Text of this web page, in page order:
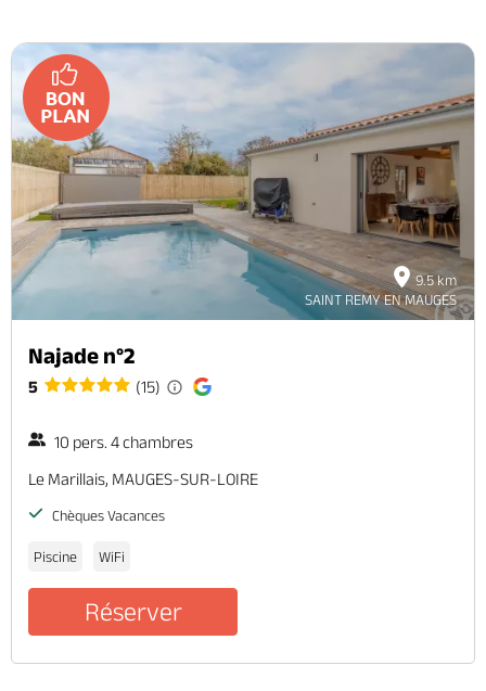
9.5 km
SAINT REMY EN MAUGES
Najade n°2
5 (15)
10 pers. 4 chambres
Le Marillais, MAUGES-SUR-LOIRE
Chèques Vacances
Piscine WiFi
Réserver